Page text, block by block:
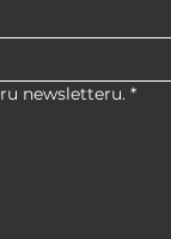
newsletteru. *